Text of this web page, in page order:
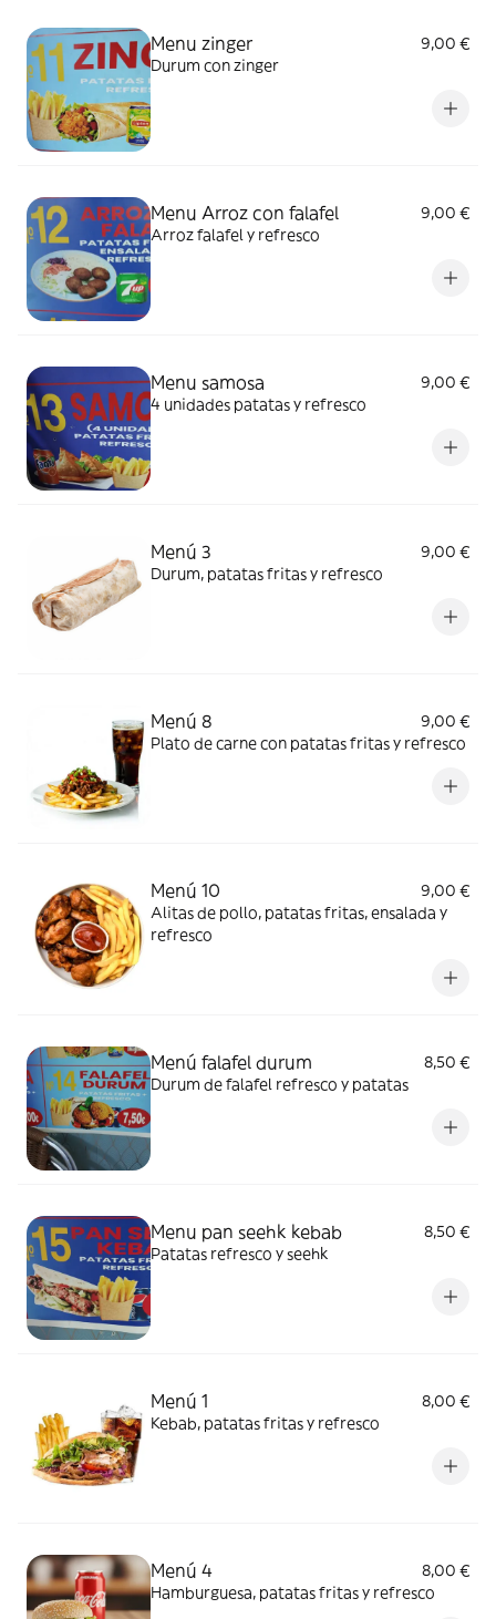
Menu zinger
9,00 €
Durum con zinger
Menu Arroz con falafel
9,00 €
Arroz falafel y refresco
Menu samosa
9,00 €
4 unidades patatas y refresco
Menú 3
9,00 €
Durum, patatas fritas y refresco
Menú 8
9,00 €
Plato de carne con patatas fritas y refresco
Menú 10
9,00 €
Alitas de pollo, patatas fritas, ensalada y
refresco
Menú falafel durum
8,50 €
Durum de falafel refresco y patatas
Menu pan seehk kebab
8,50 €
Patatas refresco y seehk
Menú 1
8,00 €
Kebab, patatas fritas y refresco
Menú 4
8,00 €
Hamburguesa, patatas fritas y refresco